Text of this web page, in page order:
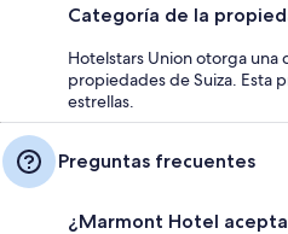
Categoría de la
Hotelstars Union otorga una
propiedades de Suiza. Esta
estrellas.
Preguntas frecuentes
¿Marmont Hotel